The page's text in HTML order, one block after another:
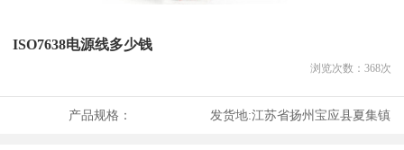
ISO7638电源线多少钱
浏览次数： 368次
产品规格： 发货地:江苏省扬州宝应县夏集镇